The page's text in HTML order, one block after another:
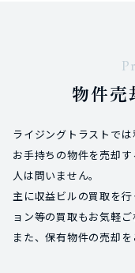
物件売
ライジングトラストでは
お手持ちの物件を売却
人は問いません。
主に収益ビルの買取を
ョン等の買取もお気軽ご
また、保有物件の売却を